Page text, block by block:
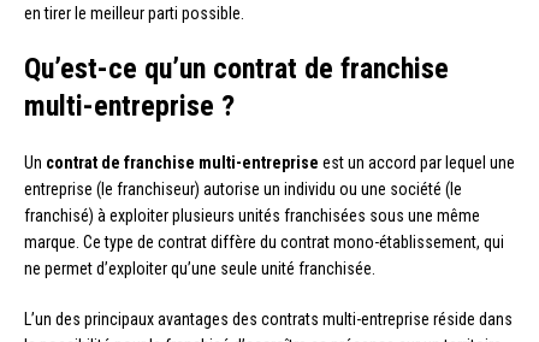
en tirer le meilleur parti possible.
Qu’est-ce qu’un contrat de franchise
multi-entreprise ?
Un contrat de franchise multi-entreprise est un accord par lequel une
entreprise (le franchiseur) autorise un individu ou une société (le
franchisé) à exploiter plusieurs unités franchisées sous une même
marque. Ce type de contrat diffère du contrat mono-établissement, qui
ne permet d’exploiter qu’une seule unité franchisée.
L’un des principaux avantages des contrats multi-entreprise réside dans